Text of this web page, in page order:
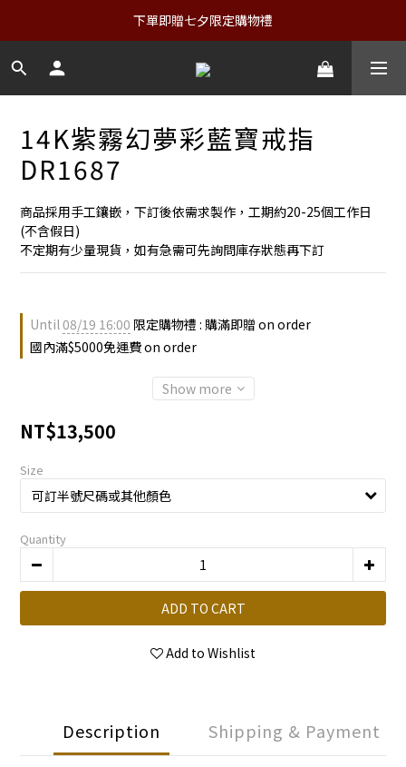
下單即贈七夕限定購物禮
14K紫霧幻夢彩藍寶戒指
DR1687
商品採用手工鑲嵌，下訂後依需求製作，工期約20-25個工作日
(不含假日)
不定期有少量現貨，如有急需可先詢問庫存狀態再下訂
Until08/19 16:00 限定購物禮 : 購滿即贈 on order
國內滿$5000免運費 on order
Show more
NT$13,500
Size
Quantity
ADD TO CART
Add to Wishlist
Description Shipping & Payment